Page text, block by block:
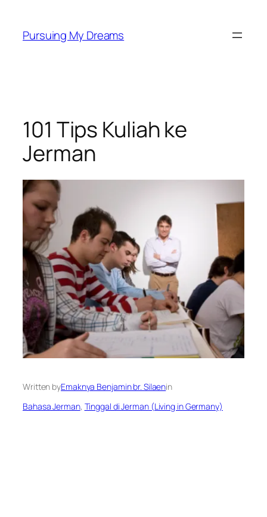
content
Pursuing My Dreams
101 Tips Kuliah ke
Jerman
Written byEmaknya Benjamin br. Silaenin
Bahasa Jerman, Tinggal di Jerman (Living in Germany)